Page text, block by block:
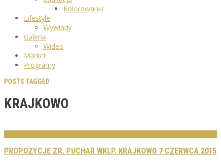
Kolorowanki
Lifestyle
Wywiady
Galeria
Wideo
Market
Programy
POSTS TAGGED
KRAJKOWO
PROPOZYCJE ZR, PUCHAR WKLP. KRAJKOWO 7 CZERWCA 2015